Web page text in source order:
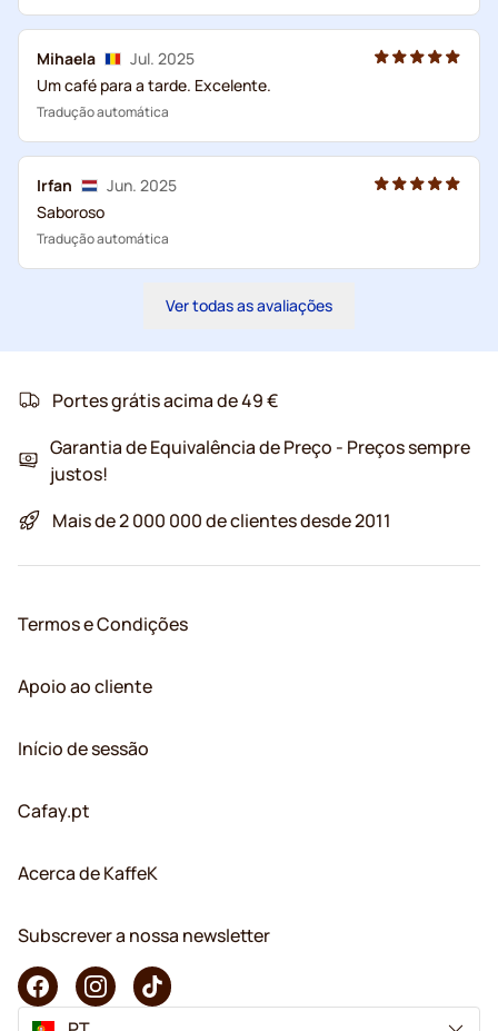
Mihaela
Jul. 2025
Um café para a tarde. Excelente.
Tradução automática
Irfan
Jun. 2025
Saboroso
Tradução automática
Ver todas as avaliações
Portes grátis acima de 49 €
Garantia de Equivalência de Preço - Preços sempre
justos!
Mais de 2 000 000 de clientes desde 2011
Termos e Condições
Apoio ao cliente
Início de sessão
Cafay.pt
Acerca de KaffeK
Subscrever a nossa newsletter